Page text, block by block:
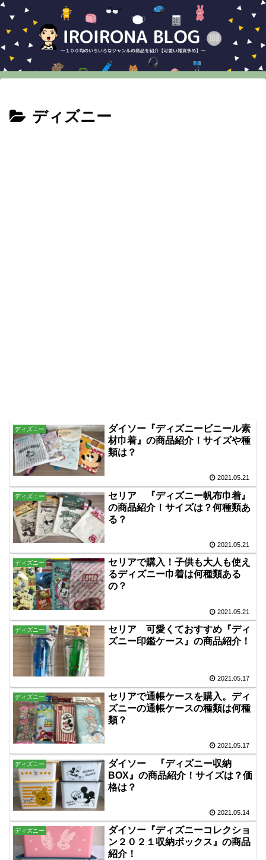
ディズニー
ディズニー
ダイソー『ディズニービニール素
材巾着』の商品紹介！サイズや種
類は？
2021.05.21
ディズニー
セリア 『ディズニー帆布巾着』
の商品紹介！サイズは？何種類あ
る？
2021.05.21
ディズニー
セリアで購入！子供も大人も使え
るディズニー巾着は何種類ある
の？
2021.05.21
ディズニー
セリア 可愛くておすすめ『ディ
ズニー印鑑ケース』の商品紹介！
2021.05.17
ディズニー
セリアで通帳ケースを購入。ディ
ズニーの通帳ケースの種類は何種
類？
2021.05.17
ディズニー
ダイソー 『ディズニー収納
BOX』の商品紹介！サイズは？価
格は？
2021.05.14
ディズニー
ダイソー『ディズニーコレクショ
ン２０２１収納ボックス』の商品
紹介！